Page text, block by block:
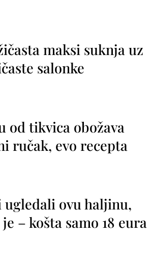
maksi suknja uz
salonke
od tikvica obožava
ručak, evo recepta
ugledali ovu haljinu,
– košta samo 18 eura